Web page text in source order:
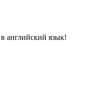
английский язык!